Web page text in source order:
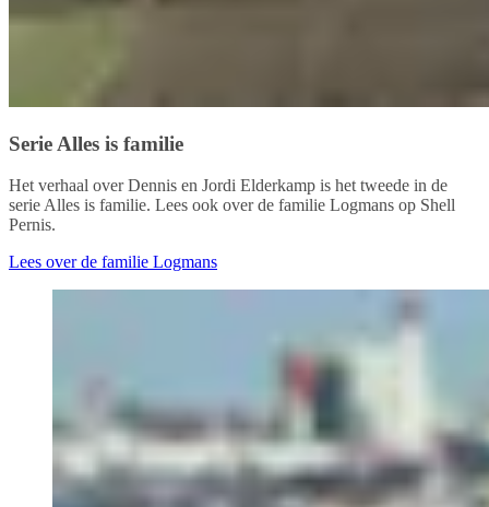
Serie Alles is familie
Het verhaal over Dennis en Jordi Elderkamp is het tweede in de
serie Alles is familie. Lees ook over de familie Logmans op Shell
Pernis.
Lees over de familie Logmans